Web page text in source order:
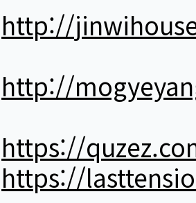
http://
http://
https://
https://